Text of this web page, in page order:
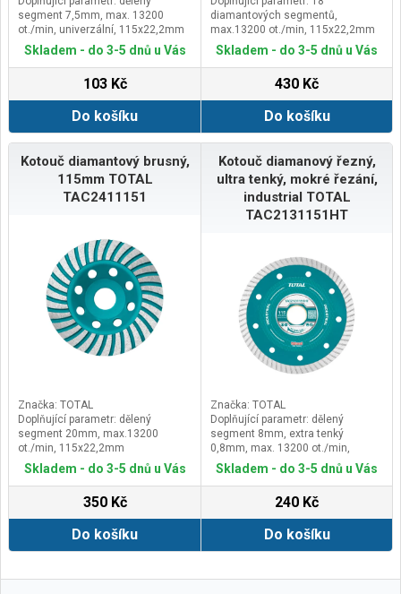
segment 7,5mm, max. 13200
ot./min, univerzální, 115x22,2mm
Skladem - do 3-5 dnů u Vás
103 Kč
Do košíku
diamantových segmentů,
max.13200 ot./min, 115x22,2mm
Skladem - do 3-5 dnů u Vás
430 Kč
Do košíku
Kotouč diamantový brusný,
115mm TOTAL
TAC2411151
Značka: TOTAL
Doplňující parametr: dělený
segment 20mm, max.13200
ot./min, 115x22,2mm
Skladem - do 3-5 dnů u Vás
350 Kč
Do košíku
Kotouč diamanový řezný,
ultra tenký, mokré řezání,
industrial TOTAL
TAC2131151HT
Značka: TOTAL
Doplňující parametr: dělený
segment 8mm, extra tenký
0,8mm, max. 13200 ot./min,
univerzální, 115x22,2mm
Skladem - do 3-5 dnů u Vás
240 Kč
Do košíku